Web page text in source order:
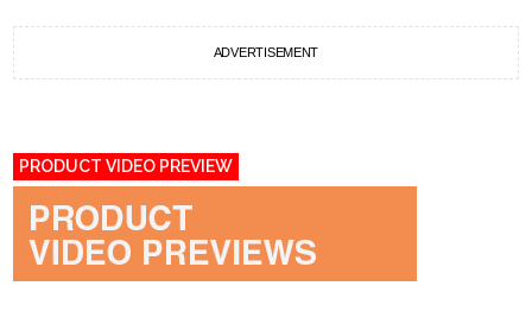
ADVERTISEMENT
PRODUCT VIDEO PREVIEW